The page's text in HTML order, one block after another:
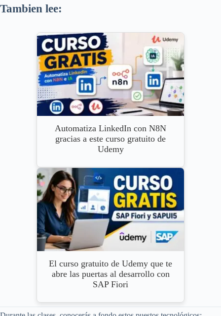
Tambien lee:
Automatiza LinkedIn con N8N
gracias a este curso gratuito de
Udemy
El curso gratuito de Udemy que te
abre las puertas al desarrollo con
SAP Fiori